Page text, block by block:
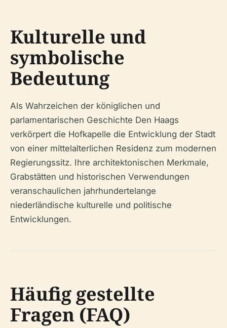
Kulturelle und
symbolische
Bedeutung
Als Wahrzeichen der königlichen und
parlamentarischen Geschichte Den Haags
verkörpert die Hofkapelle die Entwicklung der Stadt
von einer mittelalterlichen Residenz zum modernen
Regierungssitz. Ihre architektonischen Merkmale,
Grabstätten und historischen Verwendungen
veranschaulichen jahrhundertelange
niederländische kulturelle und politische
Entwicklungen.
Häufig gestellte
Fragen (FAQ)